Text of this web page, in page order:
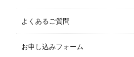
よくあるご質問
お申し込みフォーム